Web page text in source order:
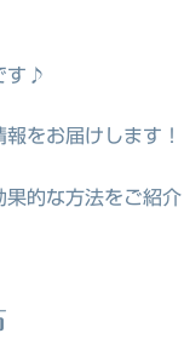
す♪
をお届けします！
的な方法をご紹介